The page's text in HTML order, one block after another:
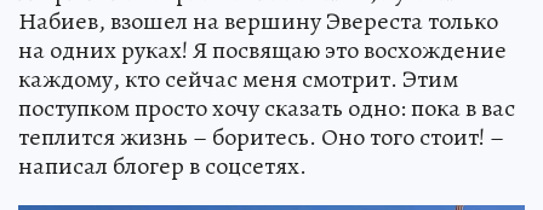
Набиев, взошел на вершину Эвереста только
на одних руках! Я посвящаю это восхождение
каждому, кто сейчас меня смотрит. Этим
поступком просто хочу сказать одно: пока в вас
теплится жизнь – боритесь. Оно того стоит! –
написал блогер в соцсетях.